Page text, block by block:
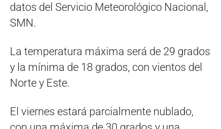
datos del Servicio Meteorológico Nacional,
SMN.
La temperatura máxima será de 29 grados
y la mínima de 18 grados, con vientos del
Norte y Este.
El viernes estará parcialmente nublado,